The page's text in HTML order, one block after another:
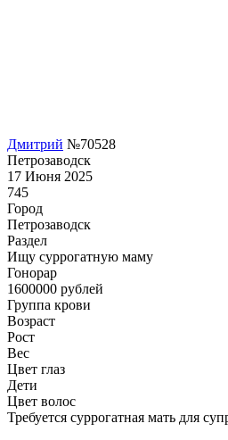
Дмитрий №70528
Петрозаводск
17 Июня 2025
745
Город
Петрозаводск
Раздел
Ищу суррогатную маму
Гонoрар
1600000 рублей
Группа крови
Возраст
Рост
Вес
Цвет глаз
Дети
Цвет волос
Требуется суррогатная мать для